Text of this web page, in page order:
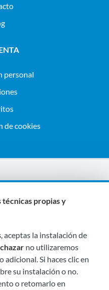
personal
de cookies
propias y
, aceptas la instalación de
no utilizaremos
Si haces clic en
su instalación o no.
o retomarlo en